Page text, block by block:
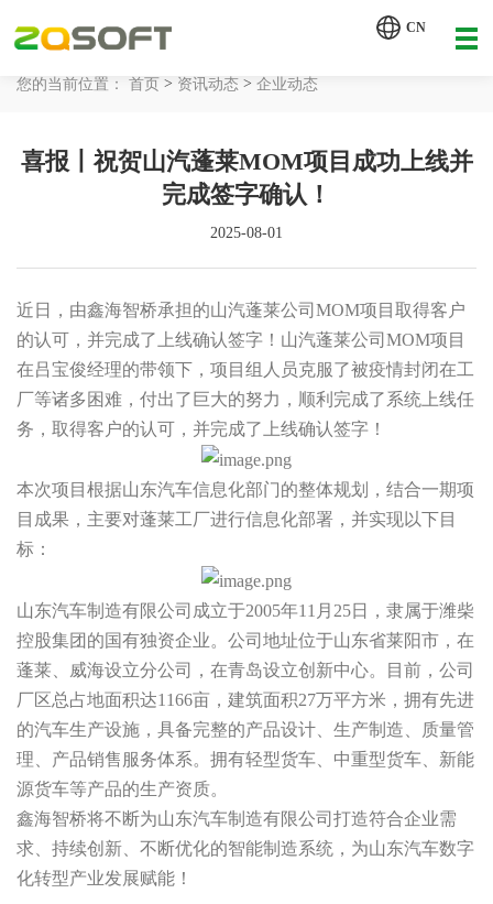
CN
工业AI
解决方案
客户案例
关于我们
您的当前位置： 首页 > 资讯动态 > 企业动态
喜报丨祝贺山汽蓬莱MOM项目成功上线并
完成签字确认！
2025-08-01
近日，由鑫海智桥承担的山汽蓬莱公司MOM项目取得客户
的认可，并完成了上线确认签字！ 山汽蓬莱公司MOM项目
在吕宝俊经理的带领下，项目组人员克服了被疫情封闭在工
厂等诸多困难，付出了巨大的努力，顺利完成了系统上线任
务，取得客户的认可，并完成了上线确认签字！
本次项目根据山东汽车信息化部门的整体规划，结合一期项
目成果，主要对蓬莱工厂进行信息化部署，并实现以下目
标：
山东汽车制造有限公司成立于2005年11月25日，隶属于潍柴
控股集团的国有独资企业。公司地址位于山东省莱阳市，在
蓬莱、威海设立分公司，在青岛设立创新中心。
目前，公司
厂区总占地面积达1166亩，建筑面积27万平方米，拥有先进
的汽车生产设施，具备完整的产品设计、生产制造、质量管
理、产品销售服务体系。 拥有轻型货车、中重型货车、新能
源货车等产品的生产资质。
鑫海智桥将不断为山东汽车制造有限公司打造符合企业需
求、持续创新、不断优化的智能制造系统，为山东汽车数字
化转型产业发展赋能！
【AI 智能体重塑企业运营管理.pdf】
详情致电 400-107-7178